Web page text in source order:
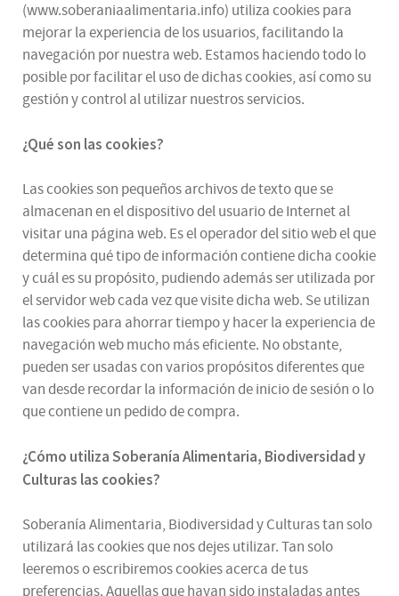
(www.soberaniaalimentaria.info) utiliza cookies para
mejorar la experiencia de los usuarios, facilitando la
navegación por nuestra web. Estamos haciendo todo lo
posible por facilitar el uso de dichas cookies, así como su
gestión y control al utilizar nuestros servicios.
¿Qué son las cookies?
Las cookies son pequeños archivos de texto que se
almacenan en el dispositivo del usuario de Internet al
visitar una página web. Es el operador del sitio web el que
determina qué tipo de información contiene dicha cookie
y cuál es su propósito, pudiendo además ser utilizada por
el servidor web cada vez que visite dicha web. Se utilizan
las cookies para ahorrar tiempo y hacer la experiencia de
navegación web mucho más eficiente. No obstante,
pueden ser usadas con varios propósitos diferentes que
van desde recordar la información de inicio de sesión o lo
que contiene un pedido de compra.
¿Cómo utilizaSoberanía Alimentaria, Biodiversidad y
Culturas las cookies?
Soberanía Alimentaria, Biodiversidad y Culturas tan solo
utilizará las cookies que nos dejes utilizar. Tan solo
leeremos o escribiremos cookies acerca de tus
preferencias. Aquellas que hayan sido instaladas antes